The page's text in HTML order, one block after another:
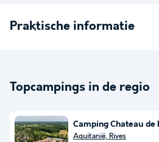
Praktische informatie
Topcampings in de regio
Camping Chateau de
Aquitanië, Rives